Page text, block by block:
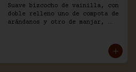
Suave bizcocho de vainilla, con
doble relleno uno de compota de
arándanos y otro de manjar,